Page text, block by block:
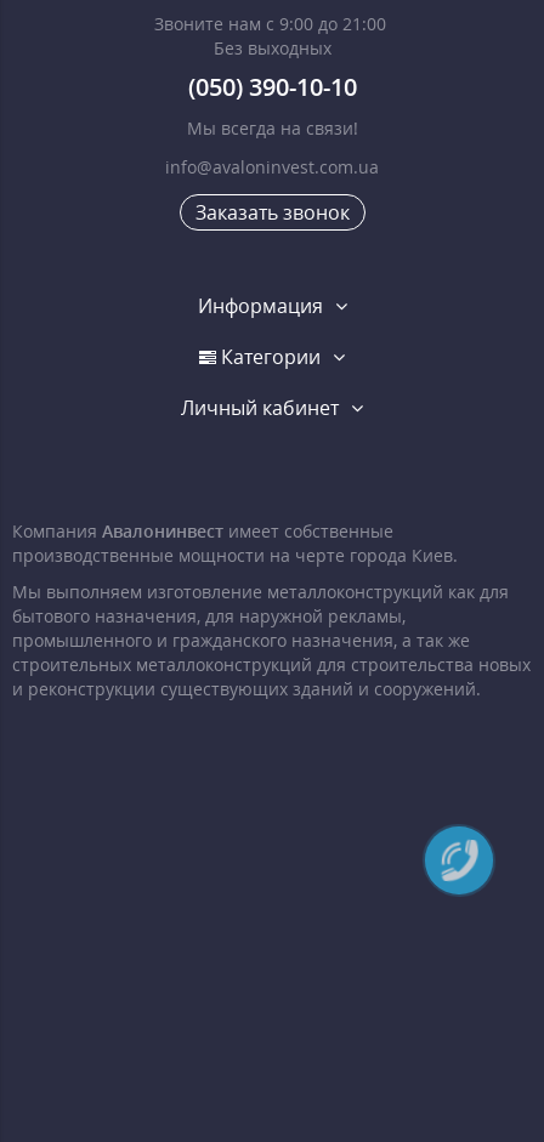
Звоните нам с 9:00 до 21:00
Без выходных
(050) 390-10-10
Мы всегда на связи!
info@avaloninvest.com.ua
Заказать звонок
Информация
Категории
Личный кабинет
Компания Авалонинвест имеет собственные
производственные мощности на черте города Киев.
Мы выполняем изготовление металлоконструкций как для
бытового назначения, для наружной рекламы,
промышленного и гражданского назначения, а так же
строительных металлоконструкций для строительства новых
и реконструкции существующих зданий и сооружений.